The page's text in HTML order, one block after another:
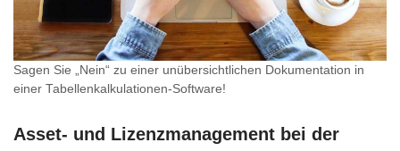
Sagen Sie „Nein“ zu einer unübersichtlichen Dokumentation in
einer Tabellenkalkulationen-Software!
Asset- und Lizenzmanagement bei der